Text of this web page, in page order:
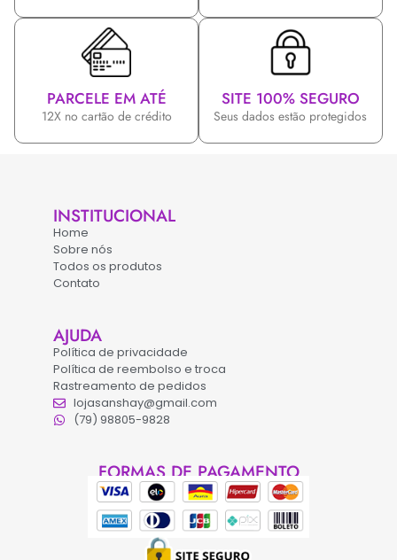
PARCELE EM ATÉ
12X no cartão de crédito
SITE 100% SEGURO
Seus dados estão protegidos
INSTITUCIONAL
Home
Sobre nós
Todos os produtos
Contato
AJUDA
Política de privacidade
Política de reembolso e troca
Rastreamento de pedidos
lojasanshay@gmail.com
(79) 98805-9828
FORMAS DE PAGAMENTO